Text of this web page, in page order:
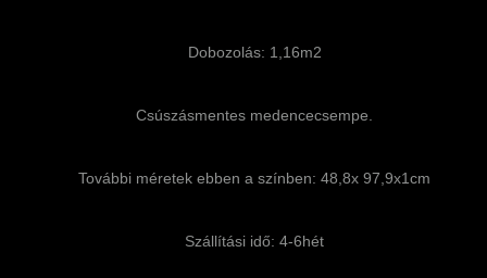
Dobozolás: 1,16m2
Csúszásmentes medencecsempe.
További méretek ebben a színben: 48,8x 97,9x1cm
Szállítási idő: 4-6hét